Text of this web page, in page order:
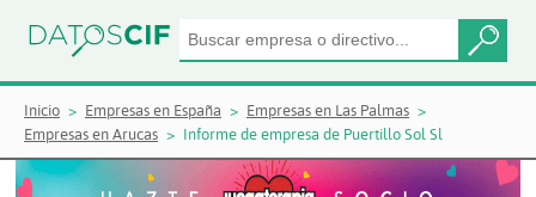
Inicio Empresas en España
Empresas en Las Palmas
Empresas en Arucas
Informe de empresa de Puertillo Sol Sl